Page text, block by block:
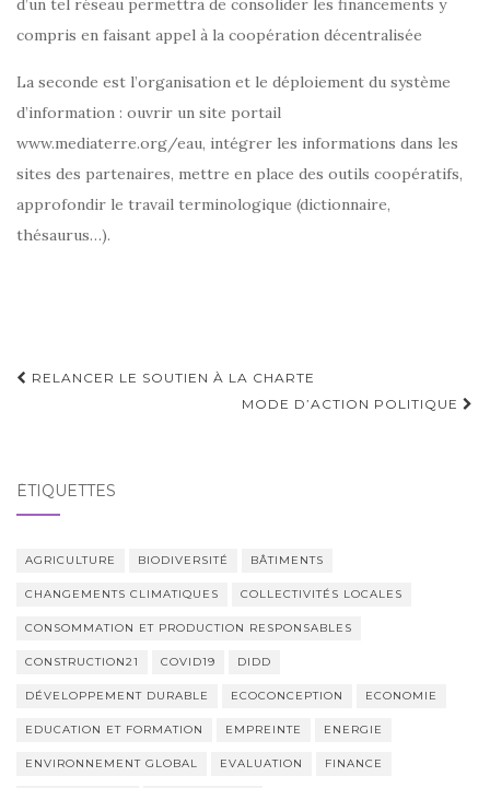
d’un tel réseau permettra de consolider les financements y
compris en faisant appel à la coopération décentralisée
La seconde est l’organisation et le déploiement du système
d’information : ouvrir un site portail
www.mediaterre.org/eau, intégrer les informations dans les
sites des partenaires, mettre en place des outils coopératifs,
approfondir le travail terminologique (dictionnaire,
thésaurus…).
Navigation
RELANCER LE SOUTIEN À LA CHARTE
MODE D’ACTION POLITIQUE
ÉTIQUETTES
AGRICULTURE BIODIVERSITÉ BÂTIMENTS
CHANGEMENTS CLIMATIQUES COLLECTIVITÉS LOCALES
CONSOMMATION ET PRODUCTION RESPONSABLES
CONSTRUCTION21 COVID19 DIDD
DÉVELOPPEMENT DURABLE ECOCONCEPTION ECONOMIE
EDUCATION ET FORMATION EMPREINTE ENERGIE
ENVIRONNEMENT GLOBAL EVALUATION FINANCE